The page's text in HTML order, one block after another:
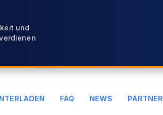
und
FAQ NEWS PARTNER